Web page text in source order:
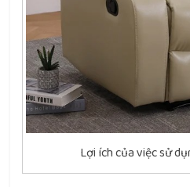
Lợi ích của việc sử